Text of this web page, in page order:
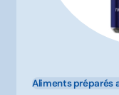
Aliments préparés